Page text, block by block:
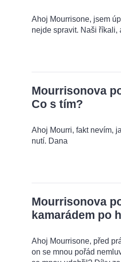
Ahoj Mourrisone, jsem
nejde spravit. Naši říkali,
Mourrisonova
Co s tím?
Ahoj Mourri, fakt nevím,
nutí. Dana
Mourrisonova
kamarádem po
Ahoj Mourrisone, před
on se mnou pořád